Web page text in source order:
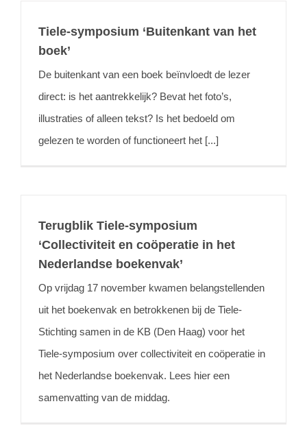
Tiele-symposium ‘Buitenkant van het
boek’
De buitenkant van een boek beïnvloedt de lezer
direct: is het aantrekkelijk? Bevat het foto’s,
illustraties of alleen tekst? Is het bedoeld om
gelezen te worden of functioneert het [...]
Terugblik Tiele-symposium
‘Collectiviteit en coöperatie in het
Nederlandse boekenvak’
Op vrijdag 17 november kwamen belangstellenden
uit het boekenvak en betrokkenen bij de Tiele-
Stichting samen in de KB (Den Haag) voor het
Tiele-symposium over collectiviteit en coöperatie in
het Nederlandse boekenvak. Lees hier een
samenvatting van de middag.